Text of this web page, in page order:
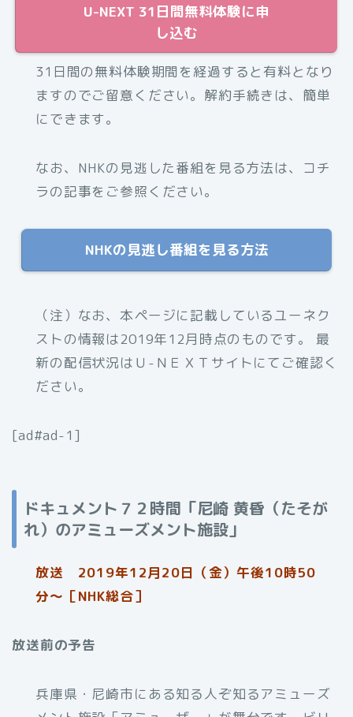
U-NEXT 31日間無料体験に申
し込む
31日間の無料体験期間を経過すると有料となり
ますのでご留意ください。解約手続きは、簡単
にできます。
なお、NHKの見逃した番組を見る方法は、コチ
ラの記事をご参照ください。
NHKの見逃し番組を見る方法
（注）なお、本ページに記載しているユーネク
ストの情報は2019年12月時点のものです。 最
新の配信状況はＵ-ＮＥＸＴサイトにてご確認く
ださい。
[ad#ad-1]
ドキュメント７２時間「尼崎 黄昏（たそが
れ）のアミューズメント施設」
放送 2019年12月20日（金）午後10時50
分〜［NHK総合］
放送前の予告
兵庫県・尼崎市にある知る人ぞ知るアミューズ